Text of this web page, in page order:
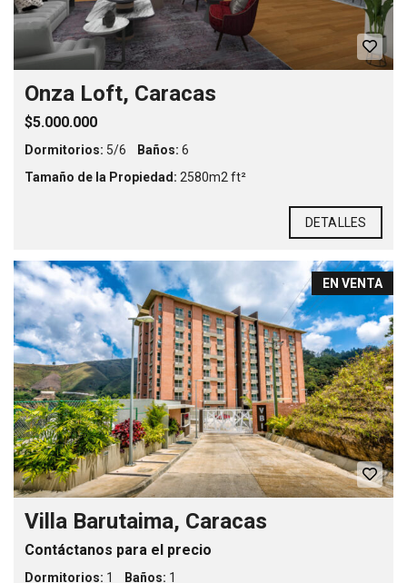
Onza Loft, Caracas
$5.000.000
Dormitorios: 5/6 Baños: 6
Tamaño de la Propiedad: 2580m2 ft²
DETALLES
EN VENTA
Villa Barutaima, Caracas
Contáctanos para el precio
Dormitorios: 1 Baños: 1